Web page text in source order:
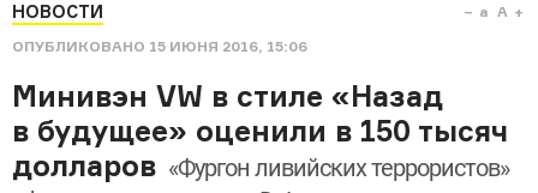
НОВОСТИ
ОПУБЛИКОВАНО 15 ИЮНЯ 2016, 15:06
a A
Минивэн VW в стиле «Назад
в будущее» оценили в 150 тысяч
долларов «Фургон ливийских террористов»